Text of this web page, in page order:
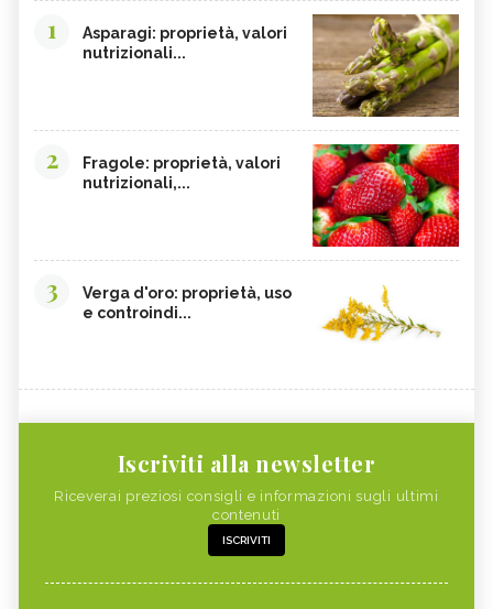
1
Asparagi: proprietà, valori
nutrizionali...
2
Fragole: proprietà, valori
nutrizionali,...
3
Verga d'oro: proprietà, uso
e controindi...
Iscriviti alla newsletter
Riceverai preziosi consigli e informazioni sugli ultimi
contenuti
ISCRIVITI